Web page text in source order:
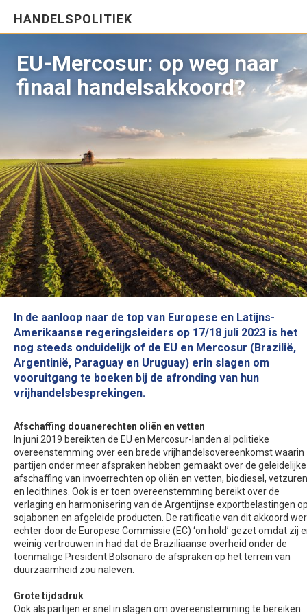
HANDELSPOLITIEK
EU-Mercosur: op weg naar
finaal handelsakkoord?
In de aanloop naar de top van Europese en Latijns-
Amerikaanse regeringsleiders op 17/18 juli 2023 is het
nog steeds onduidelijk of de EU en Mercosur (Brazilië,
Argentinië, Paraguay en Uruguay) erin slagen om
vooruitgang te boeken bij de afronding van hun
vrijhandelsbesprekingen.
Afschaffing douanerechten oliën en vetten
In juni 2019 bereikten de EU en Mercosur-landen al politieke
overeenstemming over een brede vrijhandelsovereenkomst waarin
partijen onder meer afspraken hebben gemaakt over de geleidelijke
afschaffing van invoerrechten op oliën en vetten, biodiesel, vetzuren
en lecithines. Ook is er toen overeenstemming bereikt over de
verlaging en harmonisering van de Argentijnse exportbelastingen
sojabonen en afgeleide producten. De ratificatie van dit akkoord
echter door de Europese Commissie (EC) ‘on hold’ gezet omdat zij
weinig vertrouwen in had dat de Braziliaanse overheid onder de
toenmalige President Bolsonaro de afspraken op het terrein van
duurzaamheid zou naleven.
Grote tijdsdruk
Ook als partijen er snel in slagen om overeenstemming te bereiken